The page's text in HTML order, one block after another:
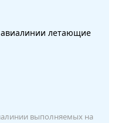
летающие
выполняемых на